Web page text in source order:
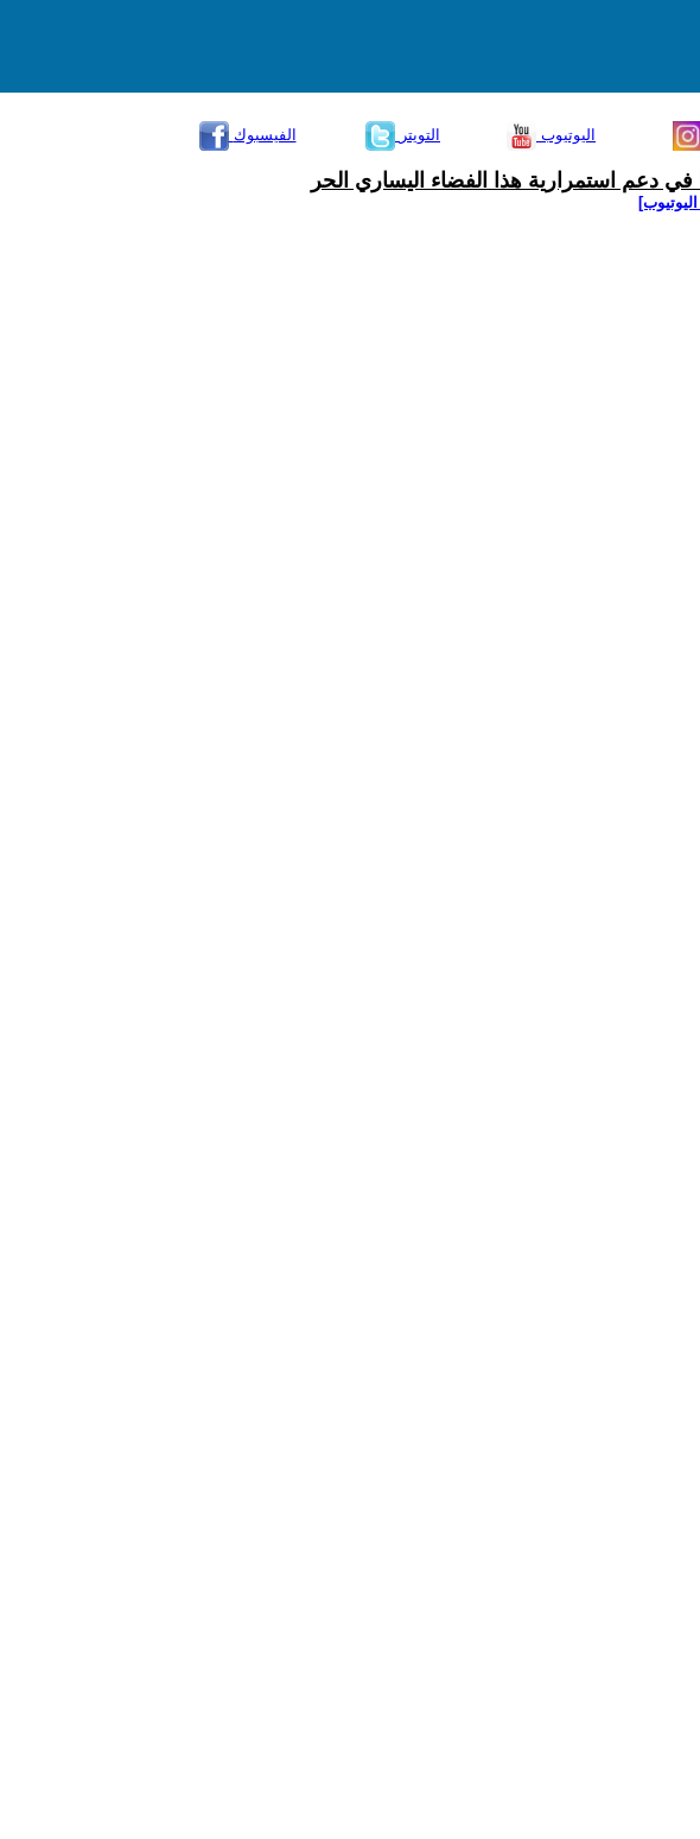
الفيسبوك
التويتر اليوتيوب
في دعم استمرارية هذا الفضاء اليساري الحر